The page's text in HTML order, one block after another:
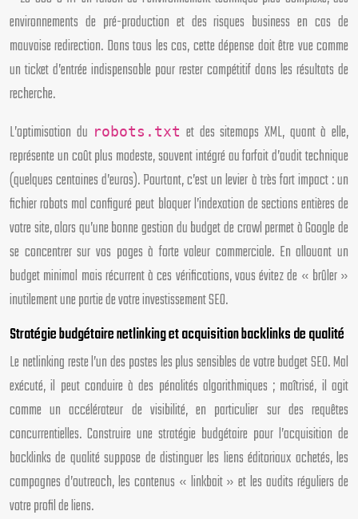
environnements de pré-production et des risques business en cas de
mauvaise redirection. Dans tous les cas, cette dépense doit être vue comme
un ticket d’entrée indispensable pour rester compétitif dans les résultats de
recherche.
L’optimisation du robots.txt et des sitemaps XML, quant à elle,
représente un coût plus modeste, souvent intégré au forfait d’audit technique
(quelques centaines d’euros). Pourtant, c’est un levier à très fort impact : un
fichier robots mal configuré peut bloquer l’indexation de sections entières de
votre site, alors qu’une bonne gestion du budget de crawl permet à Google de
se concentrer sur vos pages à forte valeur commerciale. En allouant un
budget minimal mais récurrent à ces vérifications, vous évitez de « brûler »
inutilement une partie de votre investissement SEO.
Stratégie budgétaire netlinking et acquisition backlinks de qualité
Le netlinking reste l’un des postes les plus sensibles de votre budget SEO. Mal
exécuté, il peut conduire à des pénalités algorithmiques ; maîtrisé, il agit
comme un accélérateur de visibilité, en particulier sur des requêtes
concurrentielles. Construire une stratégie budgétaire pour l’acquisition de
backlinks de qualité suppose de distinguer les liens éditoriaux achetés, les
campagnes d’outreach, les contenus « linkbait » et les audits réguliers de
votre profil de liens.